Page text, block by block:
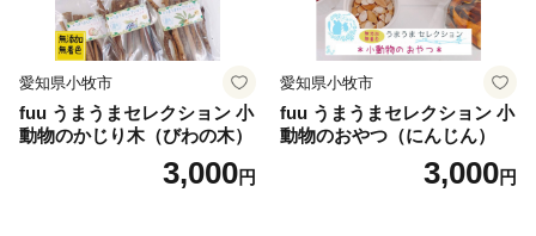
愛知県小牧市
fuu うまうまセレクション 小
動物のかじり木（びわの木）
3,000円
愛知県小牧市
fuu うまうまセレクション 小
動物のおやつ（にんじん）
3,000円